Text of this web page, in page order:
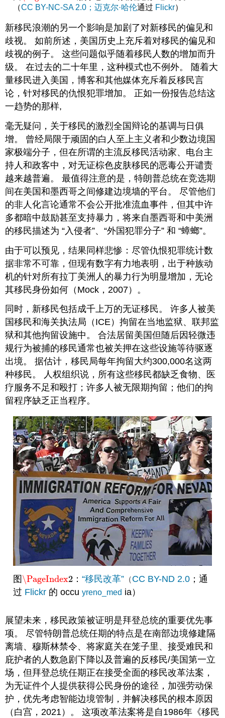
（CC BY-NC-SA 2.0； 迈克尔·哈伦通过 Flickr）
新移民浪潮的另一个影响是加剧了对新移民的偏见和
歧视。 如前所述，美国历史上充斥着对移民的偏见和
歧视的例子。 这些问题似乎随着移民人数的增加而升
级。 在过去的二十年里，这种模式也不例外。 随着大
量移民进入美国，博客和其他媒体充斥着反移民言
论，针对移民的仇恨犯罪增加。 正如一份报告总结这
一趋势的那样,
毫无疑问，关于移民的激烈全国辩论的基调与日俱
增。 曾经局限于顽固的白人至上主义者和少数边境国
家极端分子，但在所谓的主流反移民活动家、电台主
持人和政客中，对无证棕色皮肤移民的恶毒公开谴责
越来越普遍。 最值得注意的是，特朗普总统在竞选期
间在美国和墨西哥之间修建边境墙的平台。 尽管他们
的非人化言论通常不会公开批准流血事件，但其中许
多都暗中鼓励甚至支持暴力，将来自墨西哥和中美洲
的移民描述为 “入侵者”、“外国犯罪分子” 和 “蟑螂”。
由于可以预见，结果同样悲惨：尽管仇恨犯罪统计数
据非常不可靠，但现有数字有力地表明，出于种族动
机的针对所有拉丁美洲人的暴力行为明显增加，无论
其移民身份如何（Mock，2007）。
同时，新移民包括成千上万的无证移民。 许多人被美
国移民和海关执法局（ICE）拘留在当地监狱、联邦监
狱和其他拘留设施中。 合法居留美国但随后因轻微违
规行为被捕的移民通常也被关押在这些设施等待驱逐
出境。 据估计，移民局每年拘留大约300,000名这两
种移民。 人权组织说，所有这些移民都缺乏食物、医
疗服务不足和殴打；许多人被无限期拘留；他们的拘
留程序缺乏正当程序。
图 \PageIndex2
\PageIndex2： “移民改革”（CC BY-ND 2.0；通
过 Flickr的 occu yreno_med ia）
展望未来，移民政策被证明是拜登总统的重要优先事
项。 尽管特朗普总统任期的特点是在南部边境修建隔
离墙、穆斯林禁令、将家庭关在笼子里、接受难民和
庇护者的人数急剧下降以及普遍的反移民/美国第一立
场，但拜登总统任期正在接受全面的移民改革法案，
为无证件个人提供获得公民身份的途径，加强劳动保
护，优先考虑智能边境管制，并解决移民的根本原因
（白宫，2021）。 这项改革法案将是自1986年《移民